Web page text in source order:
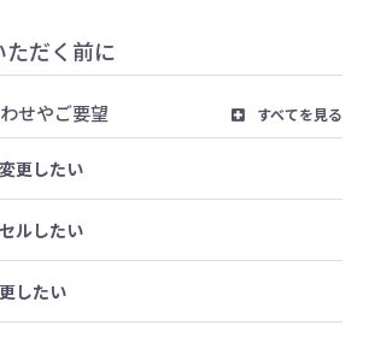
だく前に
せやご要望 すべてを見る
更したい
ルしたい
したい